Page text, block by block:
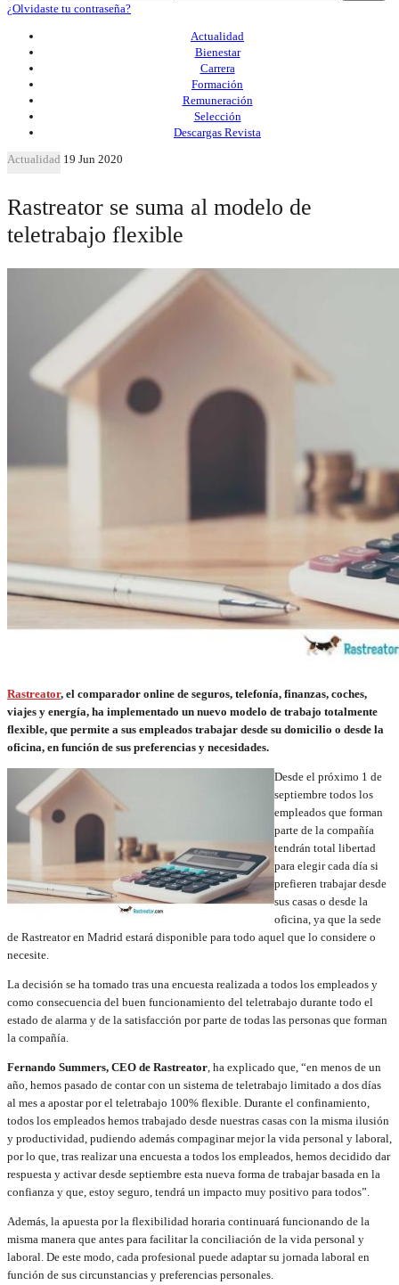
¿Olvidaste tu contraseña?
Actualidad
Bienestar
Carrera
Formación
Remuneración
Selección
Descargas Revista
Actualidad 19 Jun 2020
Rastreator se suma al modelo de
teletrabajo flexible
Rastreator, el comparador online de seguros, telefonía, finanzas, coches,
viajes y energía, ha implementado un nuevo modelo de trabajo totalmente
flexible, que permite a sus empleados trabajar desde su domicilio o desde la
oficina, en función de sus preferencias y necesidades.
Desde el próximo 1 de
septiembre todos los
empleados que forman
parte de la compañía
tendrán total libertad
para elegir cada día si
prefieren trabajar desde
sus casas o desde la
oficina, ya que la sede
de Rastreator en Madrid estará disponible para todo aquel que lo considere o
necesite.
La decisión se ha tomado tras una encuesta realizada a todos los empleados y
como consecuencia del buen funcionamiento del teletrabajo durante todo el
estado de alarma y de la satisfacción por parte de todas las personas que forman
la compañía.
Fernando Summers, CEO de Rastreator, ha explicado que, “en menos de un
año, hemos pasado de contar con un sistema de teletrabajo limitado a dos días
al mes a apostar por el teletrabajo 100% flexible. Durante el confinamiento,
todos los empleados hemos trabajado desde nuestras casas con la misma ilusión
y productividad, pudiendo además compaginar mejor la vida personal y laboral,
por lo que, tras realizar una encuesta a todos los empleados, hemos decidido dar
respuesta y activar desde septiembre esta nueva forma de trabajar basada en la
confianza y que, estoy seguro, tendrá un impacto muy positivo para todos”.
Además, la apuesta por la flexibilidad horaria continuará funcionando de la
misma manera que antes para facilitar la conciliación de la vida personal y
laboral. De este modo, cada profesional puede adaptar su jornada laboral en
función de sus circunstancias y preferencias personales.